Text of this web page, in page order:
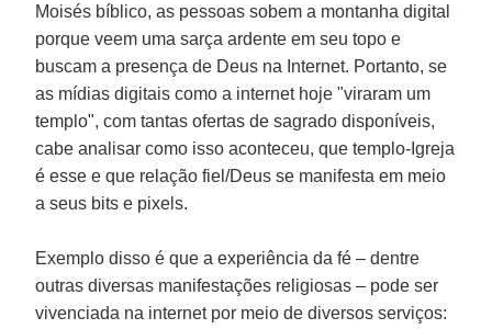
Moisés bíblico, as pessoas sobem a montanha digital
porque veem uma sarça ardente em seu topo e
buscam a presença de Deus na Internet. Portanto, se
as mídias digitais como a internet hoje "viraram um
templo", com tantas ofertas de sagrado disponíveis,
cabe analisar como isso aconteceu, que templo-Igreja
é esse e que relação fiel/Deus se manifesta em meio
a seus bits e pixels.
Exemplo disso é que a experiência da fé – dentre
outras diversas manifestações religiosas – pode ser
vivenciada na internet por meio de diversos serviços: